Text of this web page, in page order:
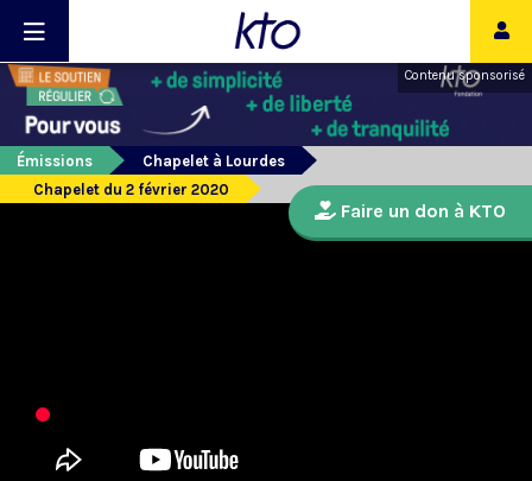
Contenu sponsorisé
Émissions
Chapelet à Lourdes
Chapelet du 2 février 2020
Faire un don à KTO